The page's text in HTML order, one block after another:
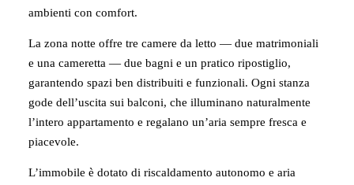
ambienti con comfort.
La zona notte offre tre camere da letto — due matrimoniali
e una cameretta — due bagni e un pratico ripostiglio,
garantendo spazi ben distribuiti e funzionali. Ogni stanza
gode dell’uscita sui balconi, che illuminano naturalmente
l’intero appartamento e regalano un’aria sempre fresca e
piacevole.
L’immobile è dotato di riscaldamento autonomo e aria